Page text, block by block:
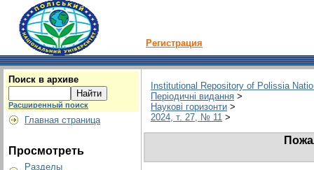
Регистрация
Поиск в архиве
Расширенный поиск
Главная страница
Просмотреть
Разделы
Institutional Repository of Polissia
Періодичні видання >
Наукові горизонти >
2024, т. 27, № 11 >